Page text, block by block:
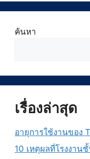
ค้นหา
เรื่องล่าสุด
อายุการใช้งานของ
10 เหตุผลที่โรงงาน